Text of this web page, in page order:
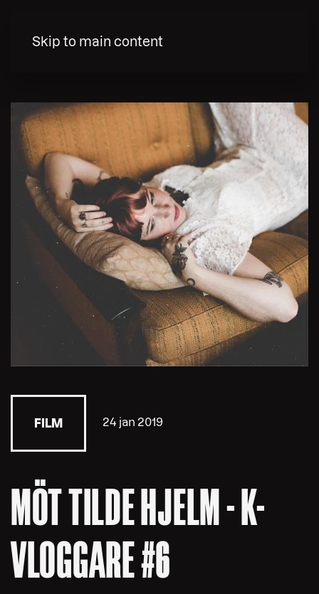
Skip to main content
FILM 24 jan 2019
MÖT TILDE HJELM - K-
VLOGGARE #6